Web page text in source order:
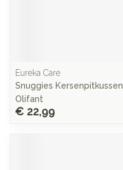
Eureka Care
Snuggies Kersenpitkussen
Olifant
€ 22,99